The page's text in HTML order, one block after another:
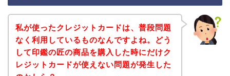
私が使ったクレジットカードは、普段問題
なく利用しているものなんですよね。どう
して印鑑の匠の商品を購入した時にだけク
レジットカードが使えない問題が発生した